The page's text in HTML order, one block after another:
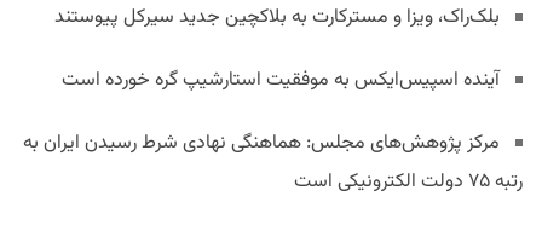
بلک‌راک، ویزا و مسترکارت به بلاکچین جدید سیرکل پیوستند
آینده اسپیس‌ایکس به موفقیت استارشیپ گره خورده است
مرکز پژوهش‌های مجلس: هماهنگی نهادی شرط رسیدن ایران به
رتبه ۷۵ دولت الکترونیکی است